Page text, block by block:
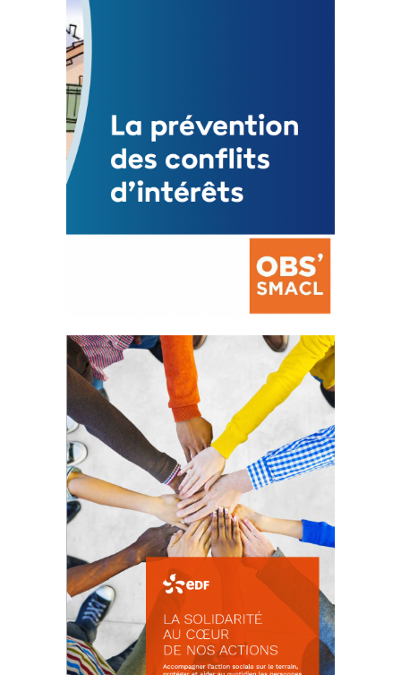
3 avril 2024
Mise à jour avril 2024
FEUILLETER
La prévention des conflits
d’intérêts
18 septembre 2023
FEUILLETER